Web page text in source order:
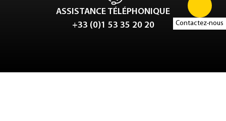
Contactez-nous
ASSISTANCE TÉLÉPHONIQUE
+33 (0)1 53 35 20 20